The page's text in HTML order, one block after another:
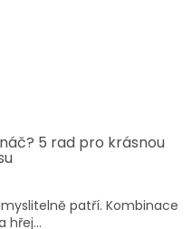
5 rad pro krásnou
patří. Kombinace
hřej...